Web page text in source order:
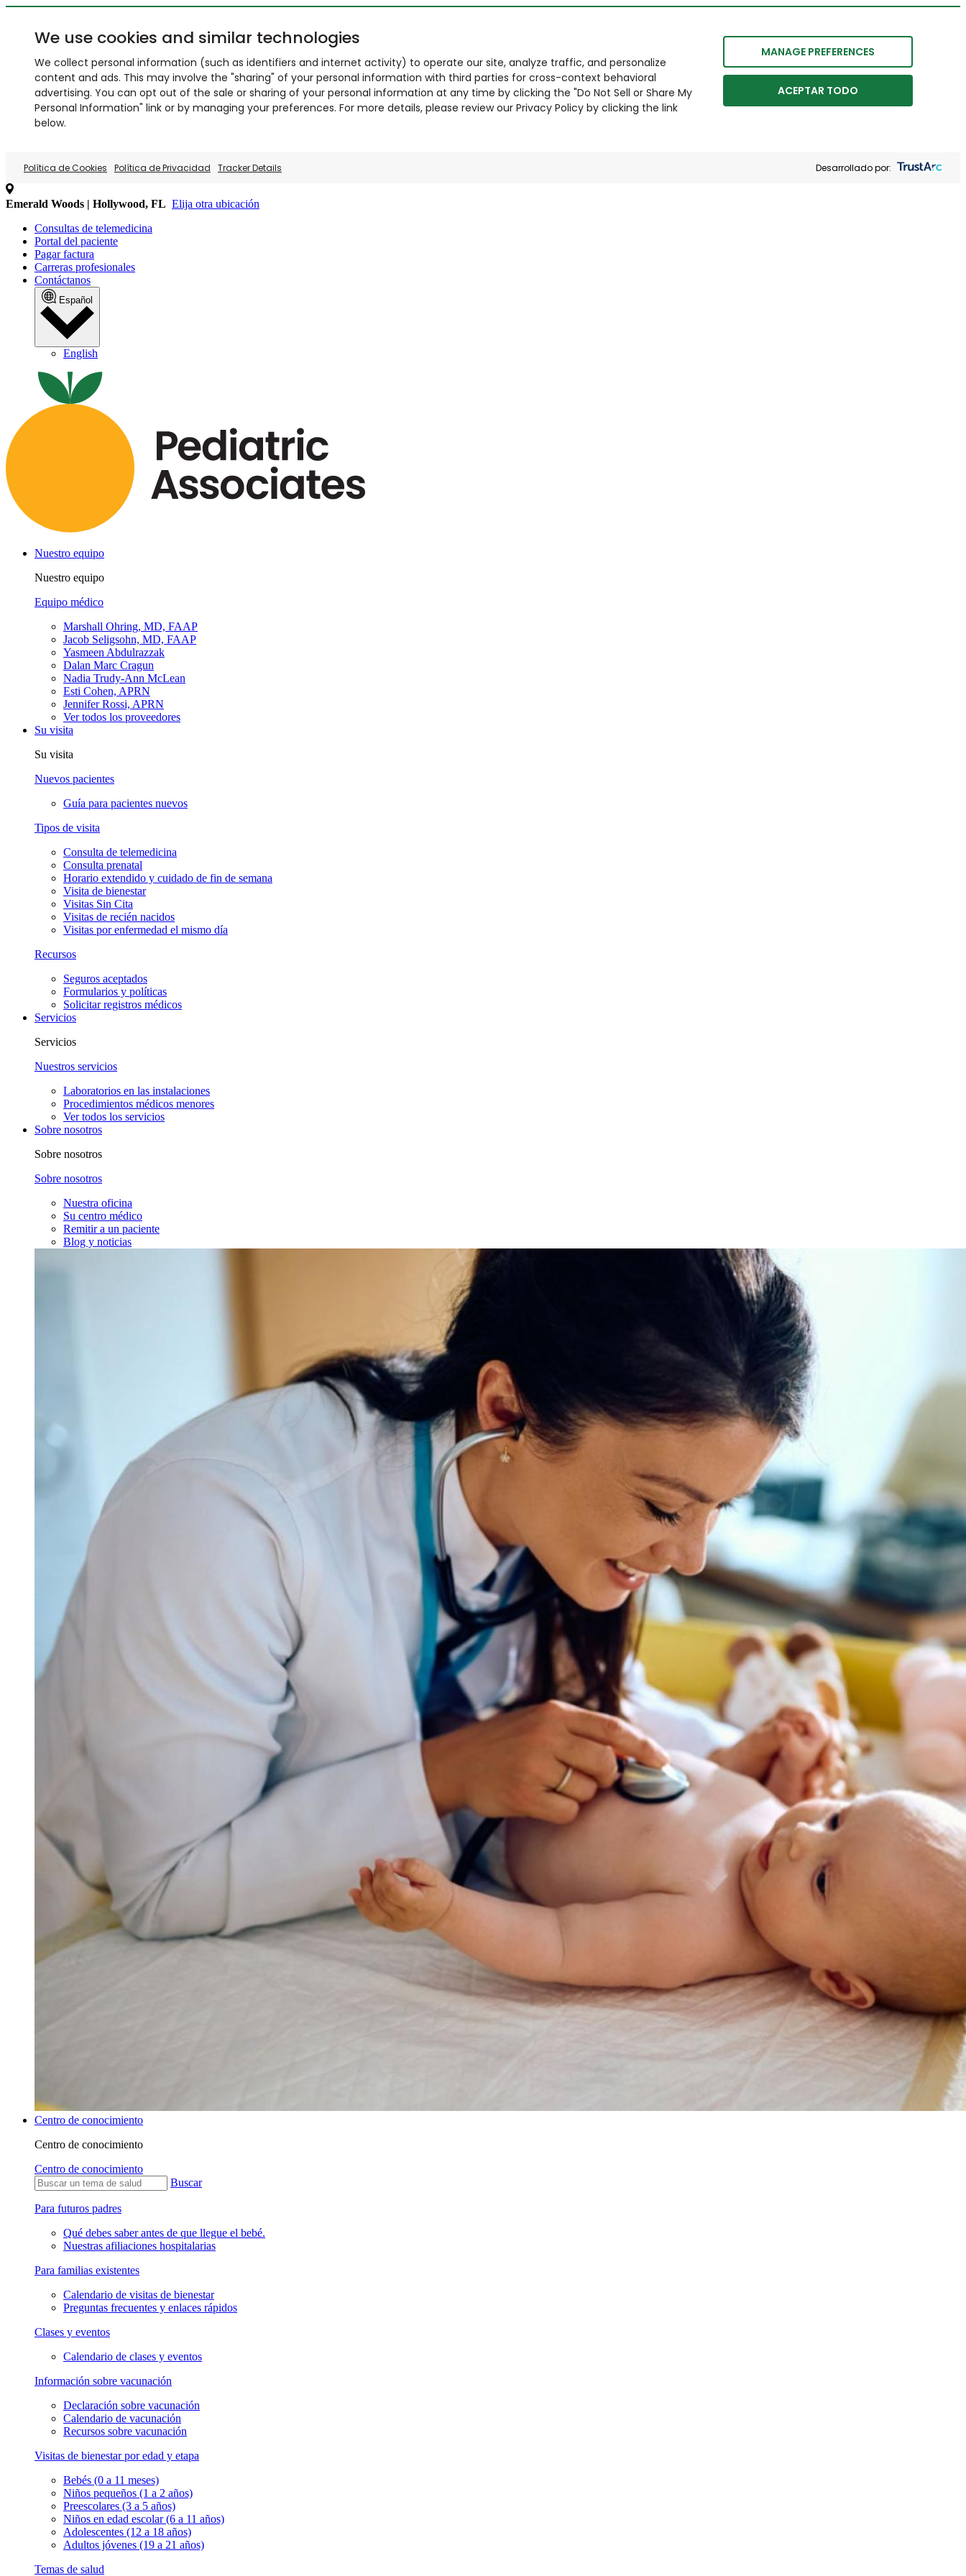
We use cookies and similar technologies
We collect personal information (such as identifiers and internet activity) to operate our site, analyze traffic, and personalize
content and ads. This may involve the "sharing" of your personal information with third parties for cross-context behavioral
advertising. You can opt out of the sale or sharing of your personal information at any time by clicking the "Do Not Sell or Share My
Personal Information" link or by managing your preferences. For more details, please review our Privacy Policy by clicking the link
below.
MANAGE PREFERENCES
ACEPTAR TODO
Política de Cookies Política de Privacidad Tracker Details Desarrollado por:
Emerald Woods | Hollywood, FL Elija otra ubicación
Consultas de telemedicina
Portal del paciente
Pagar factura
Carreras profesionales
Contáctanos
Español
English
Nuestro equipo
Nuestro equipo
Equipo médico
Marshall Ohring, MD, FAAP
Jacob Seligsohn, MD, FAAP
Yasmeen Abdulrazzak
Dalan Marc Cragun
Nadia Trudy-Ann McLean
Esti Cohen, APRN
Jennifer Rossi, APRN
Ver todos los proveedores
Su visita
Su visita
Nuevos pacientes
Guía para pacientes nuevos
Tipos de visita
Consulta de telemedicina
Consulta prenatal
Horario extendido y cuidado de fin de semana
Visita de bienestar
Visitas Sin Cita
Visitas de recién nacidos
Visitas por enfermedad el mismo día
Recursos
Seguros aceptados
Formularios y políticas
Solicitar registros médicos
Servicios
Servicios
Nuestros servicios
Laboratorios en las instalaciones
Procedimientos médicos menores
Ver todos los servicios
Sobre nosotros
Sobre nosotros
Sobre nosotros
Nuestra oficina
Su centro médico
Remitir a un paciente
Blog y noticias
Centro de conocimiento
Centro de conocimiento
Centro de conocimiento
Buscar
Para futuros padres
Qué debes saber antes de que llegue el bebé.
Nuestras afiliaciones hospitalarias
Para familias existentes
Calendario de visitas de bienestar
Preguntas frecuentes y enlaces rápidos
Clases y eventos
Calendario de clases y eventos
Información sobre vacunación
Declaración sobre vacunación
Calendario de vacunación
Recursos sobre vacunación
Visitas de bienestar por edad y etapa
Bebés (0 a 11 meses)
Niños pequeños (1 a 2 años)
Preescolares (3 a 5 años)
Niños en edad escolar (6 a 11 años)
Adolescentes (12 a 18 años)
Adultos jóvenes (19 a 21 años)
Temas de salud